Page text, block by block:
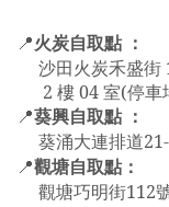
📍火炭自取點 ：
沙田火炭禾盛街
2 樓 04 室(停車
📍葵興自取點 ：
葵涌大連排道
📍觀塘自取點：
觀塘巧明街112